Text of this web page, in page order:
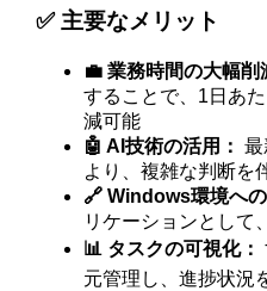
✅ 主要なメリット
💼 業務時間の大幅削
することで、1日あ
減可能
🤖 AI技術の活用： 最
より、複雑な判断を
🔗 Windows環境への
リケーションとして
📊 タスクの可視化：
元管理し、進捗状況